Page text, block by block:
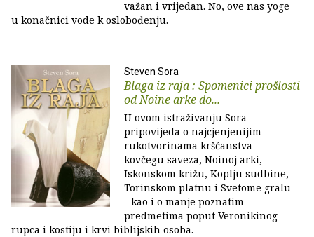
važan i vrijedan. No, ove nas yoge
u konačnici vode k oslobođenju.
Steven Sora
Blaga iz raja : Spomenici prošlosti
od Noine arke do...
U ovom istraživanju Sora
pripovijeda o najcjenjenijim
rukotvorinama kršćanstva -
kovčegu saveza, Noinoj arki,
Iskonskom križu, Koplju sudbine,
Torinskom platnu i Svetome gralu
- kao i o manje poznatim
predmetima poput Veronikinog
rupca i kostiju i krvi biblijskih osoba.